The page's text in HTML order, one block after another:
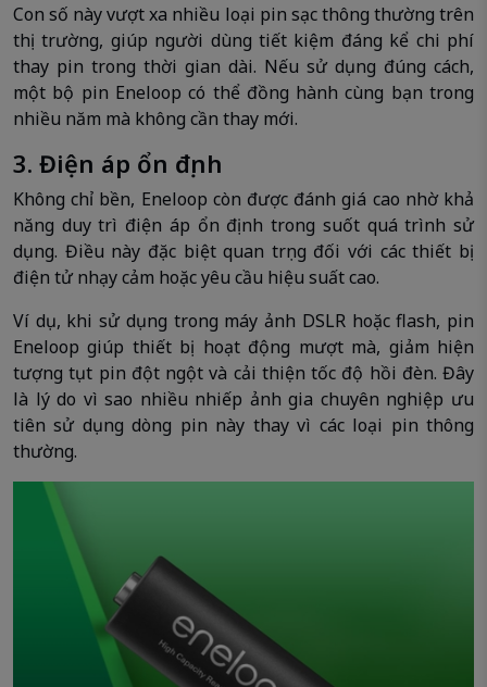
Con số này vượt xa nhiều loại pin sạc thông thường trên
thị trường, giúp người dùng tiết kiệm đáng kể chi phí
thay pin trong thời gian dài. Nếu sử dụng đúng cách,
một bộ pin Eneloop có thể đồng hành cùng bạn trong
nhiều năm mà không cần thay mới.
3. Điện áp ổn định
Không chỉ bền, Eneloop còn được đánh giá cao nhờ khả
năng duy trì điện áp ổn định trong suốt quá trình sử
dụng. Điều này đặc biệt quan trọng đối với các thiết bị
điện tử nhạy cảm hoặc yêu cầu hiệu suất cao.
Ví dụ, khi sử dụng trong máy ảnh DSLR hoặc flash, pin
Eneloop giúp thiết bị hoạt động mượt mà, giảm hiện
tượng tụt pin đột ngột và cải thiện tốc độ hồi đèn. Đây
là lý do vì sao nhiều nhiếp ảnh gia chuyên nghiệp ưu
tiên sử dụng dòng pin này thay vì các loại pin thông
thường.